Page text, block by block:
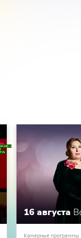
16 августа
Камерные программы